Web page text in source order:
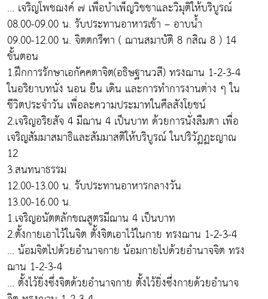
... เจริญโพชฌงค์ ๗ เพื่อบำเพ็ญวิชชาและวิมุติให้บริบูรณ์
08.00-09.00 น. รับประทานอาหารเช้า – อาบน้ำ
09.00-12.00 น. จิตตกรีฑา ( ฌานสมาบัติ 8 กสิณ 8 ) 14
ขั้นตอน
1.ฝึกการรักษาเอกัคคตาจิต(อธิษฐานวสี) ทรงฌาน 1-2-3-4
ในอริยาบทนั่ง นอน ยืน เดิน และการทำการงานต่าง ๆ ใน
ชีวิตประจำวัน เพื่อละความประมาทในศีลสังโยชน์
2.เจริญอริยสัจ 4 มีฌาน 4 เป็นบาท ด้วยการนั่งลืมตา เพื่อ
เจริญสัมมาสมาธิและสัมมาสติให้บริบูรณ์ ในปริวัฏฏะญาณ
12
3.สนทนาธรรม
12.00-13.00 น. รับประทานอาหารกลางวัน
13.00-16.00 น.
1.เจริญอนัตตลักขณสูตรมีฌาน 4 เป็นบาท
2.ตั้งกายเอาไว้ในจิต ตั้งจิตเอาไว้ในกาย ทรงฌาน 1-2-3-4
... น้อมจิตไปด้วยอำนาจกาย น้อมกายไปด้วยอำนาจจิต ทรง
ฌาน 1-2-3-4
... ตั้งไว้ยิ่งซึ่งจิตด้วยอำนาจกาย ตั้งไว้ยิ่งซึ่งกายด้วยอำนาจ